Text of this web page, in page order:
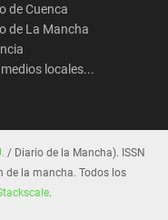
de Cuenca
de La Mancha
locales...
/ Diario de la Mancha). ISSN
de la mancha. Todos los
.